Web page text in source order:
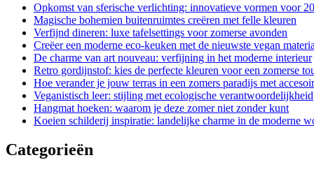
Opkomst van sferische verlichting: innovatieve vormen voor
Magische bohemien buitenruimtes creëren met felle kleuren
Verfijnd dineren: luxe tafelsettings voor zomerse avonden
Creëer een moderne eco-keuken met de nieuwste vegan
De charme van art nouveau: verfijning in het moderne interieur
Retro gordijnstof: kies de perfecte kleuren voor een zomerse
Hoe verander je jouw terras in een zomers paradijs met
Veganistisch leer: stijling met ecologische verantwoordelijkheid
Hangmat hoeken: waarom je deze zomer niet zonder kunt
Koeien schilderij inspiratie: landelijke charme in de moderne
Categorieën